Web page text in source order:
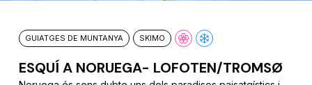
GUIATGES DE MUNTANYA SKIMO
ESQUÍ A NORUEGA- LOFOTEN/TROMSØ